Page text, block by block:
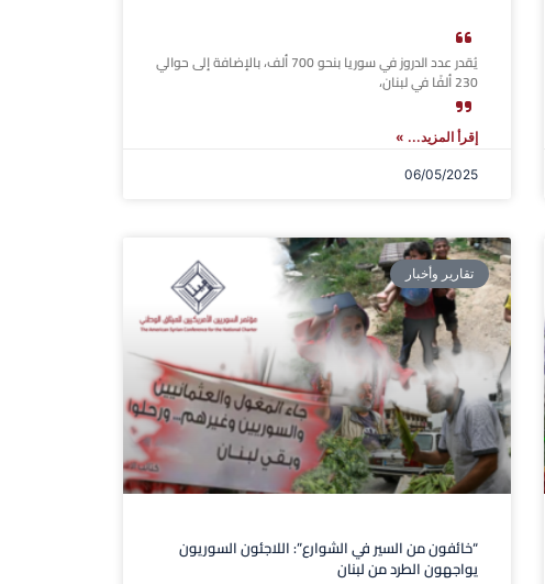
يُقدر عدد الدروز في سوريا بنحو 700 ألف، بالإضافة إلى حوالي
230 ألفًا في لبنان،
إقرأ المزيد... »
06/05/2025
تقارير وأخبار
“خائفون من السير في الشوارع”: اللاجئون السوريون
يواجهون الطرد من لبنان